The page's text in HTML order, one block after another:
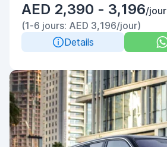
AED 2,390 - 3,196/jour
(1-6 jours: AED 3,196/jour)
Details